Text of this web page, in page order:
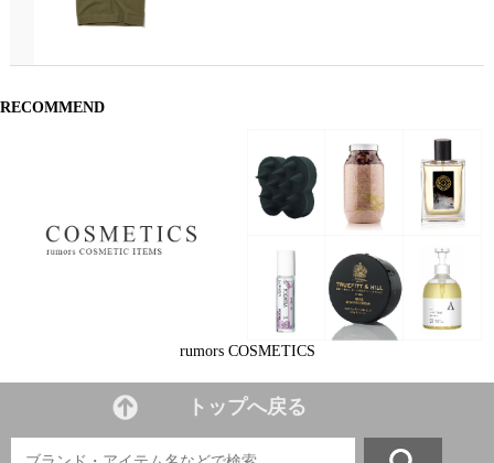
RECOMMEND
rumors COSMETICS
トップへ戻る